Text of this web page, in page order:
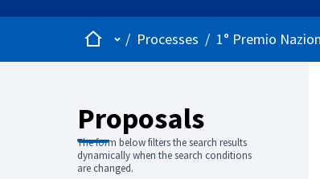
HomeMain menu
/ Processes / 1° Premio
Proposals
The form below filters the search results
dynamically when the search conditions
are changed.